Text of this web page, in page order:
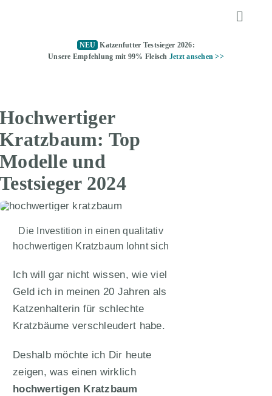
Toggle
KATZENFUTTER
KATZENFUTTER TESTSIEGER
NEU Katzenfutter Testsieger 2026:
Unsere Empfehlung mit 99% Fleisch Jetzt ansehen >>
Hochwertiger
Kratzbaum: Top
Modelle und
Testsieger 2024
Die Investition in einen qualitativ
hochwertigen Kratzbaum lohnt sich
Ich will gar nicht wissen, wie viel
Geld ich in meinen 20 Jahren als
Katzenhalterin für schlechte
Kratzbäume verschleudert habe.
Deshalb möchte ich Dir heute
zeigen, was einen wirklich
hochwertigen Kratzbaum